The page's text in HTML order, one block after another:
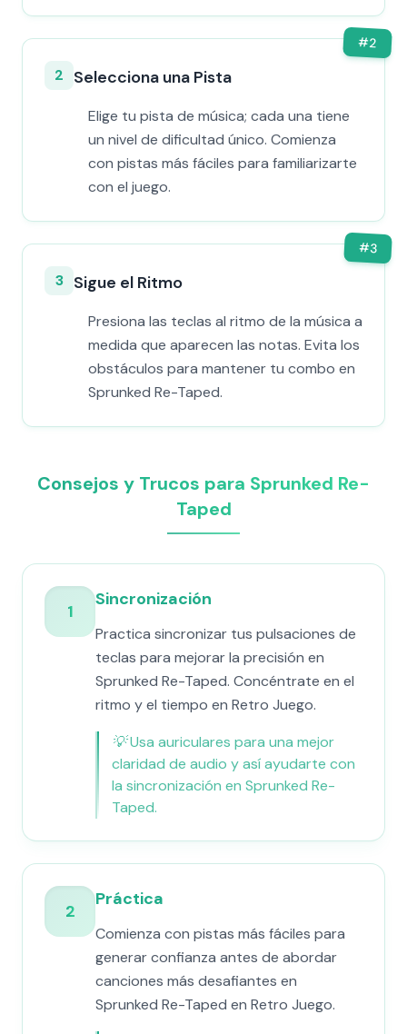
#2
2 Selecciona una Pista
Elige tu pista de música; cada una tiene
un nivel de dificultad único. Comienza
con pistas más fáciles para familiarizarte
con el juego.
#3
3 Sigue el Ritmo
Presiona las teclas al ritmo de la música a
medida que aparecen las notas. Evita los
obstáculos para mantener tu combo en
Sprunked Re-Taped.
Consejos y Trucos para Sprunked Re-
Taped
1
Sincronización
Practica sincronizar tus pulsaciones de
teclas para mejorar la precisión en
Sprunked Re-Taped. Concéntrate en el
ritmo y el tiempo en Retro Juego.
💡Usa auriculares para una mejor
claridad de audio y así ayudarte con
la sincronización en Sprunked Re-
Taped.
2
Práctica
Comienza con pistas más fáciles para
generar confianza antes de abordar
canciones más desafiantes en
Sprunked Re-Taped en Retro Juego.